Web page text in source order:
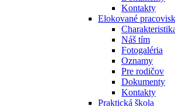
Kontakty
Elokované
Náš tím
Fotogaléria
Oznamy
Pre rodičov
Dokumenty
Kontakty
Praktická škola